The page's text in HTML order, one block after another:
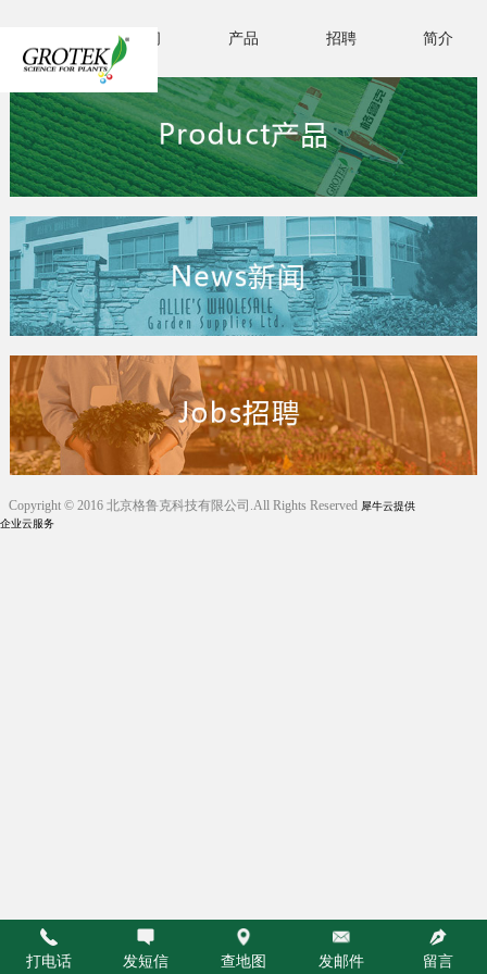
新闻 产品 招聘 简介
Copyright © 2016 北京格鲁克科技有限公司.All Rights Reserved 犀牛云提供
企业云服务
打电话 发短信 查地图 发邮件 留言